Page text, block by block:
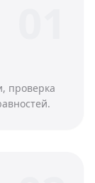
проверка